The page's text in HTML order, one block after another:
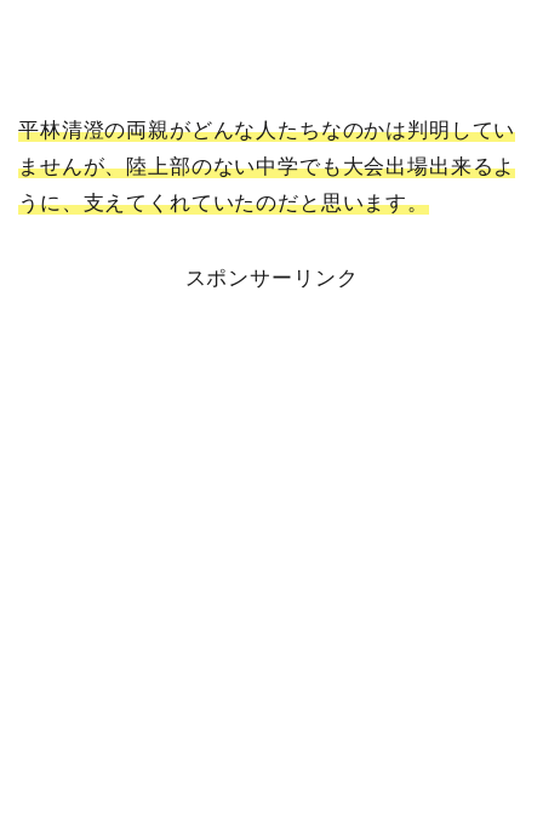
平林清澄の両親がどんな人たちなのかは判明してい
ませんが、陸上部のない中学でも大会出場出来るよ
うに、支えてくれていたのだと思います。
スポンサーリンク